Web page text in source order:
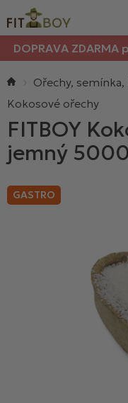
na
obsah
DOPRAVA
Ořechy,
Kokosové ořechy
FITBOY
jemný
GASTRO